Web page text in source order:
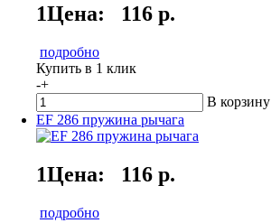
1Цена: 116 р.
подробно
Купить в 1 клик
-+
В корзину
EF 286 пружина рычага
1Цена: 116 р.
подробно